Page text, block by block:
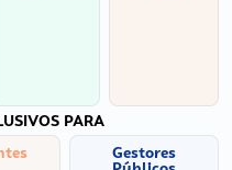
PARA
Gestores